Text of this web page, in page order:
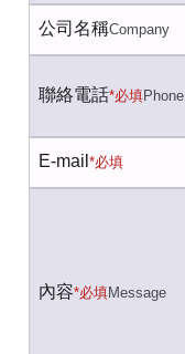
公司名稱Company
聯絡電話*必填Phone
E-mail*必填
內容*必填Message